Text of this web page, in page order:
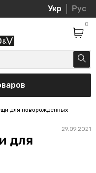
Укр Рус
0
для новорожденных
29.09.2021
для